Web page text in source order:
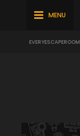
MENU
EVERYESCAPEROOM